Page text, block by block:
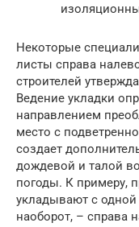
Некоторые
листы справа
строителей
Ведение укладки
направлением
место с
создает
дождевой и талой
погоды. К примеру,
укладывают с одной
наоборот, – справа